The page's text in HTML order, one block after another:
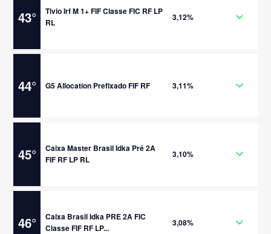
43°
Tivio Irf M 1+ FIF Classe FIC RF LP
RL
3,12%
44° G5 Allocation Prefixado FIF RF 3,11%
45°
Caixa Master Brasil Idka Pré 2A
FIF RF LP RL
3,10%
46°
Caixa Brasil Idka PRE 2A FIC
Classe FIF RF LP...
3,08%